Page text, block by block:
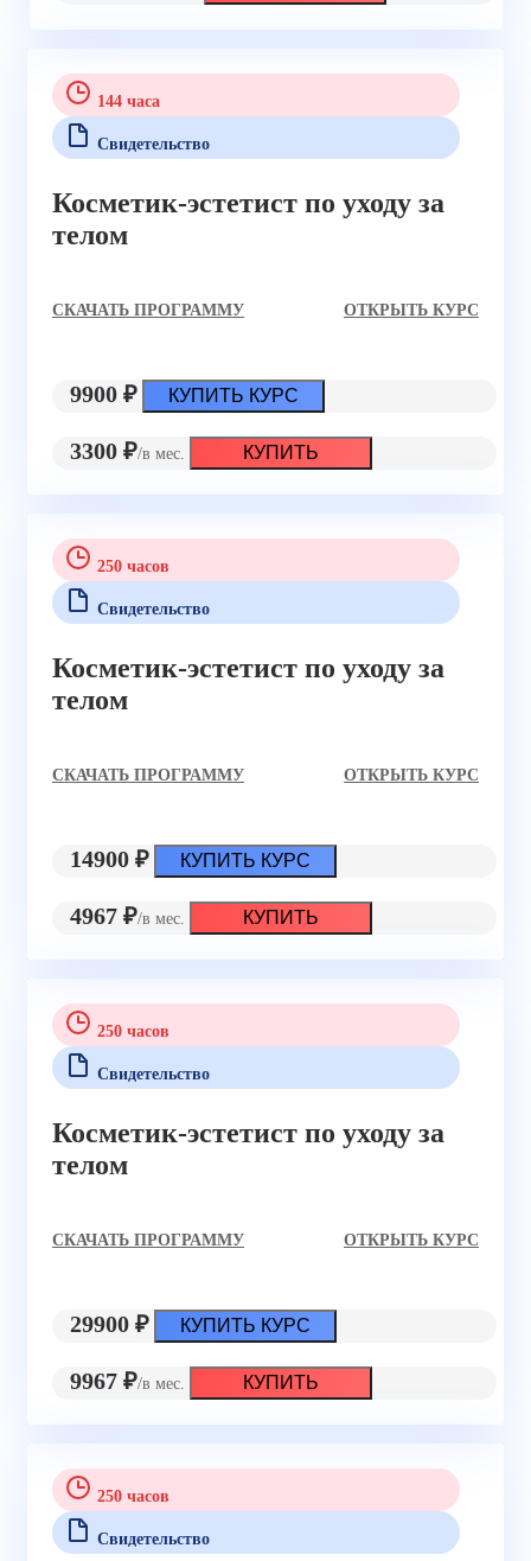
144 часа
Свидетельство
Косметик-эстетист по уходу за
телом
CКАЧАТЬ ПРОГРАММУ ОТКРЫТЬ КУРС
9900 ₽ КУПИТЬ КУРС
3300 ₽/в мес. КУПИТЬ
250 часов
Свидетельство
Косметик-эстетист по уходу за
телом
CКАЧАТЬ ПРОГРАММУ ОТКРЫТЬ КУРС
14900 ₽ КУПИТЬ КУРС
4967 ₽/в мес. КУПИТЬ
250 часов
Свидетельство
Косметик-эстетист по уходу за
телом
CКАЧАТЬ ПРОГРАММУ ОТКРЫТЬ КУРС
29900 ₽ КУПИТЬ КУРС
9967 ₽/в мес. КУПИТЬ
250 часов
Свидетельство